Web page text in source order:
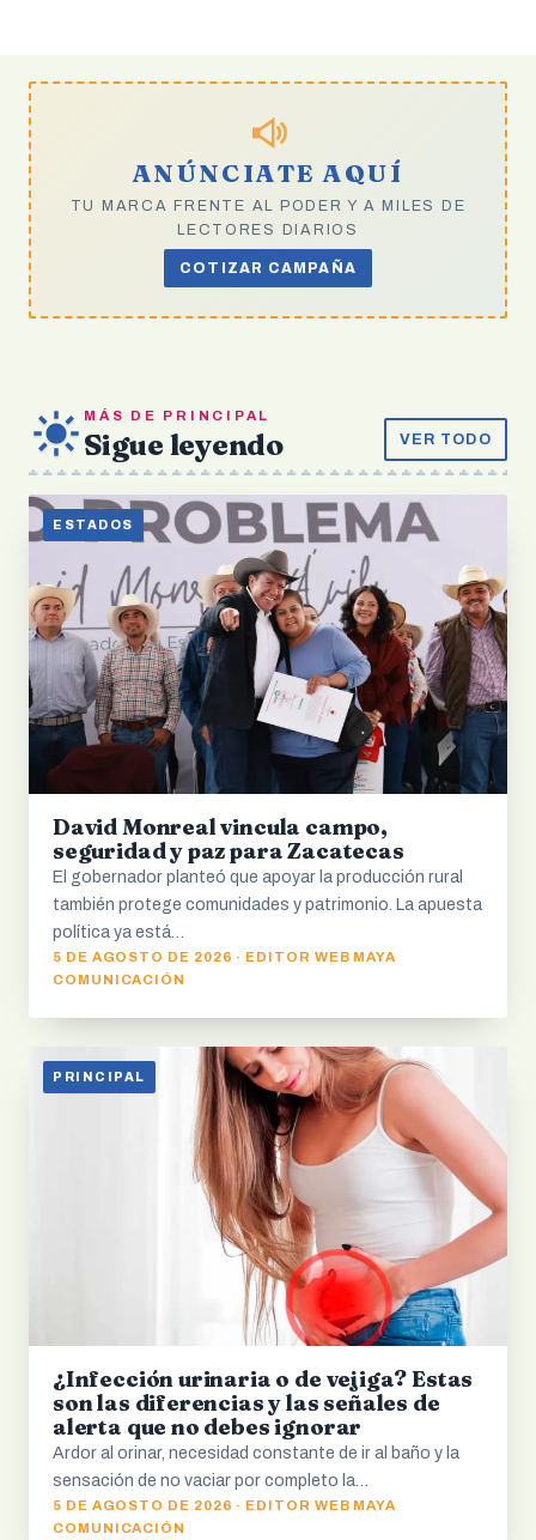
ANÚNCIATE AQUÍ
TU MARCA FRENTE AL PODER Y A MILES DE
LECTORES DIARIOS
COTIZAR CAMPAÑA
MÁS DE PRINCIPAL
Sigue leyendo VER TODO
ESTADOS
David Monreal vincula campo,
seguridad y paz para Zacatecas
El gobernador planteó que apoyar la producción rural
también protege comunidades y patrimonio. La apuesta
política ya está…
5 DE AGOSTO DE 2026 · EDITOR WEB MAYA
COMUNICACIÓN
PRINCIPAL
¿Infección urinaria o de vejiga? Estas
son las diferencias y las señales de
alerta que no debes ignorar
Ardor al orinar, necesidad constante de ir al baño y la
sensación de no vaciar por completo la…
5 DE AGOSTO DE 2026 · EDITOR WEB MAYA
COMUNICACIÓN